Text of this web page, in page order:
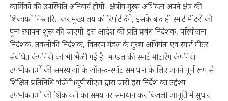
कार्मिकों की उपस्थिति अनिवार्य होगी। क्षेत्रीय मुख्य अभियंता अपने क्षेत्र की
शिकायतें निस्तारित कर मुख्यालय को रिपोर्ट देंगे, इसके बाद ही स्मार्ट मीटरों की
पुनः स्थापना शुरू की जाएगी।इस आदेश की प्रति प्रबंध निदेशक, परियोजना
निदेशक, तकनीकी निदेशक, वितरण मंडल के मुख्य अभियंता एवं स्मार्ट मीटर
संबंधित कंपनियों को भी भेजी गई है। मण्डल की स्मार्ट मीटरिंग कंपनियां
उपभोक्ताओं की समस्याओं के ऑन-द-स्पॉट समाधान के लिए अपने पूर्ण रूप से
शिक्षित प्रतिनिधि भेजेंगी।यूपीसीएल द्वारा जारी इस निर्देश का उद्देश्य
उपभोक्ताओं की शिकायतों का समय पर समाधान कर बिजली आपूर्ति में सुधार